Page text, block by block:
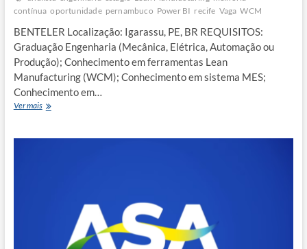
contínua oportunidade pernambuco Power BI recife Vaga WCM
BENTELER Localização: Igarassu, PE, BR REQUISITOS:
Graduação Engenharia (Mecânica, Elétrica, Automação ou
Produção); Conhecimento em ferramentas Lean
Manufacturing (WCM); Conhecimento em sistema MES;
Conhecimento em…
Ver maisSupervisor